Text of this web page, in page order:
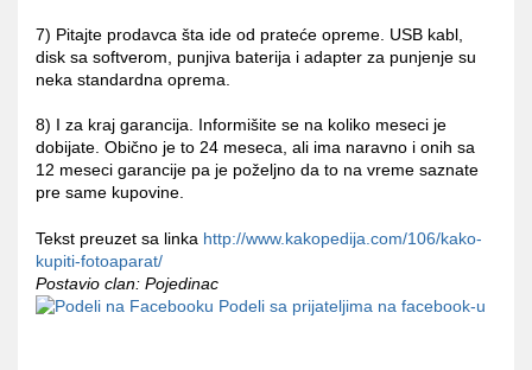
7) Pitajte prodavca šta ide od prateće opreme. USB kabl,
disk sa softverom, punjiva baterija i adapter za punjenje su
neka standardna oprema.
8) I za kraj garancija. Informišite se na koliko meseci je
dobijate. Obično je to 24 meseca, ali ima naravno i onih sa
12 meseci garancije pa je poželjno da to na vreme saznate
pre same kupovine.
Tekst preuzet sa linka http://www.kakopedija.com/106/kako-
kupiti-fotoaparat/
Postavio clan: Pojedinac
Podeli sa prijateljima na facebook-u